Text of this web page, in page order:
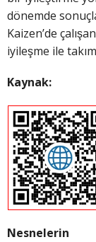
dönemde
Kaizen’de
iyileşme ile
Kaynak:
Nesnelerin